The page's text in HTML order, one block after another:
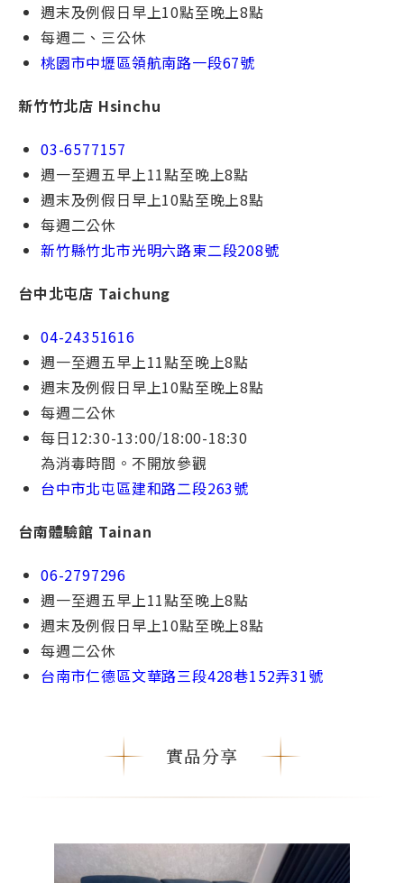
週末及例假⽇早上10點⾄晚上8點
每週⼆、三公休
桃園市中壢區領航南路一段67號
新竹竹北店 Hsinchu
03-6577157
週一⾄週五早上11點⾄晚上8點
週末及例假⽇早上10點⾄晚上8點
每週⼆公休
新竹縣竹北市光明六路東二段208號
台中北屯店 Taichung
04-24351616
週一⾄週五早上11點⾄晚上8點
週末及例假⽇早上10點⾄晚上8點
每週⼆公休
每⽇12:30-13:00/18:00-18:30
為消毒時間。不開放參觀
台中市北屯區建和路⼆段263號
台南體驗館 Tainan
06-2797296
週一⾄週五早上11點⾄晚上8點
週末及例假⽇早上10點⾄晚上8點
每週⼆公休
台南市仁德區文華路三段428巷152弄31號
實品分享